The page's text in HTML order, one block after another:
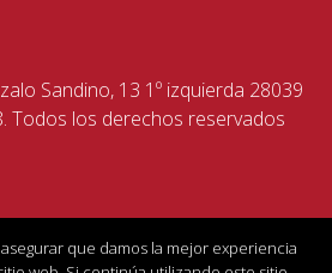
Sandino, 13 1º izquierda 28039
Todos los derechos reservados
que damos la mejor experiencia